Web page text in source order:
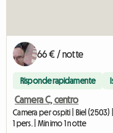
66 € / notte
Risponde rapidamente
Camera C, centro
Camera per ospiti | Biel (2503)
1 pers. | Minimo 1 notte